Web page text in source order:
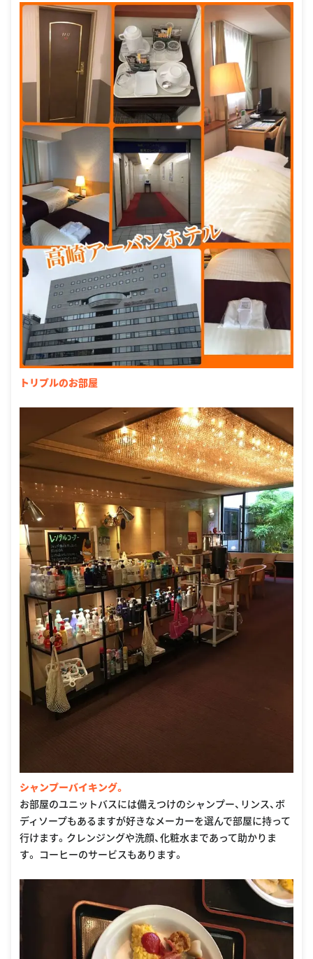
トリプルのお部屋
シャンプーバイキング。
お部屋のユニットバスには備えつけのシャンプー、リンス、ボ
ディソープもあるますが好きなメーカーを選んで部屋に持って
行けます。クレンジングや洗顔、化粧水まであって助かりま
す。 コーヒーのサービスもあります。